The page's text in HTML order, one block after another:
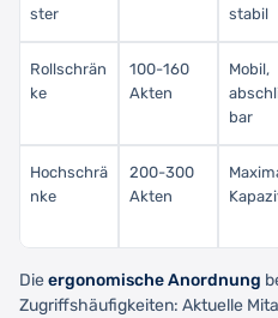
ster
stabil
Rollschrän
ke
100-160
Akten
Mobil,
bar
Hochschrä
nke
200-300
Akten
Dieergonomische Anordnung
Zugriffshäufigkeiten: Aktuelle